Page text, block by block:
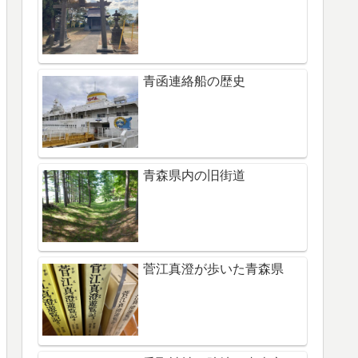
青函連絡船の歴史
青森県内の旧街道
菅江真澄が歩いた青森県